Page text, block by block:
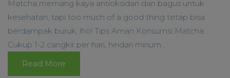
Matcha memang kaya antioksidan dan bagus untuk
kesehatan, tapi too much of a good thing tetap bisa
berdampak buruk, lho! Tips Aman Konsumsi Matcha :
Cukup 1-2 cangkir per hari, hindari minum...
Read More